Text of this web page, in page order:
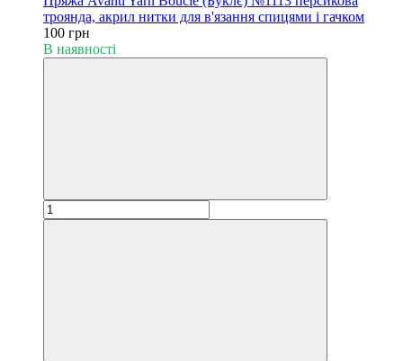
троянда, акрил нитки для в'язання спицями і гачком
100 грн
В наявності